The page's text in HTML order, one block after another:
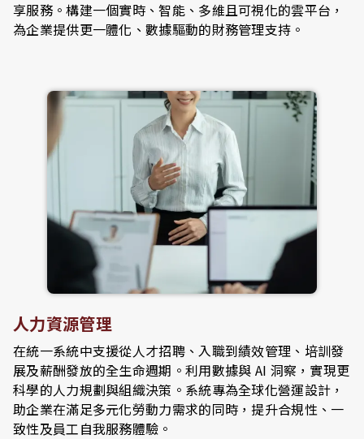
享服務。構建一個實時、智能、多維且可視化的雲平台，
為企業提供更一體化、數據驅動的財務管理支持。
人力資源管理
在統一系統中支援從人才招聘、入職到績效管理、培訓發
展及薪酬發放的全生命週期。利用數據與 AI 洞察，實現更
科學的人力規劃與組織決策。系統專為全球化營運設計，
助企業在滿足多元化勞動力需求的同時，提升合規性、一
致性及員工自我服務體驗。